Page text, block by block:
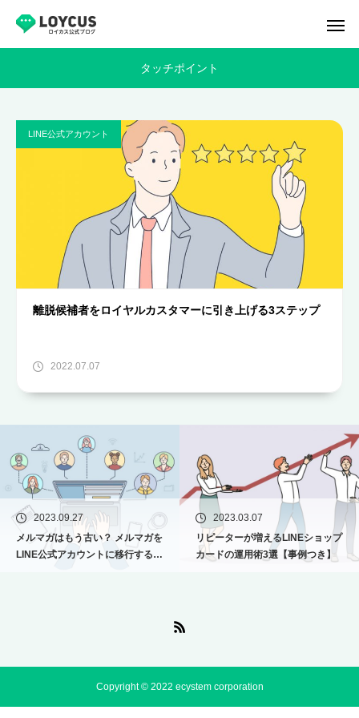
タッチポイント
LINE公式アカウント
離脱候補者をロイヤルカスタマーに引き上げる3ステップ
2022.07.07
2023.09.27
メルマガはもう古い？ メルマガを
LINE公式アカウントに移行するメ
2023.03.07
リピーターが増えるLINEショップ
カードの運用術3選【事例つき】
Copyright © 2022 ecystem corporation